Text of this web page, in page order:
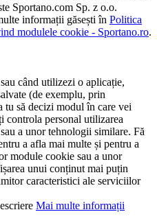
Sportano.com Sp. z o.o.
informații găsești în Politica
modulele cookie - Sportano.ro.
când utilizezi o aplicație,
(de exemplu, prin
să decizi modul în care vei
controla personal utilizarea
a unor tehnologii similare. Fă
a afla mai multe și pentru a
module cookie sau a unor
unui conținut mai puțin
caracteristici ale serviciilor
Mai multe informații